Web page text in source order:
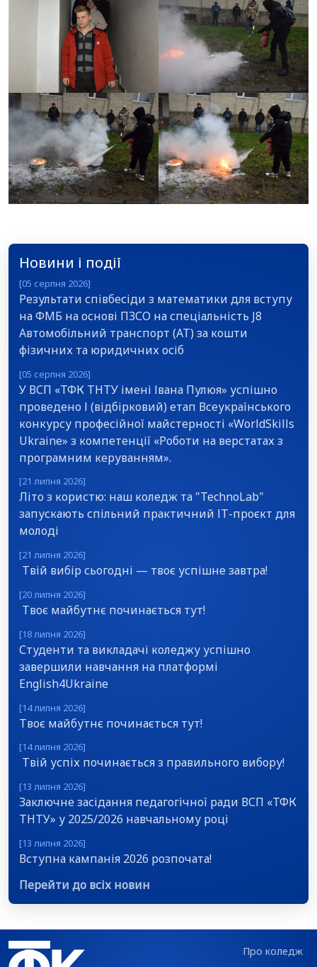
Новини і події
[05 серпня 2026]
Результати співбесіди з математики для вступу
на ФМБ на основі ПЗСО на спеціальність J8
Автомобільний транспорт (АТ) за кошти
фізичних та юридичних осіб
[05 серпня 2026]
У ВСП «ТФК ТНТУ імені Івана Пулюя» успішно
проведено І (відбірковий) етап Всеукраїнського
конкурсу професійної майстерності «WorldSkills
Ukraine» з компетенції «Роботи на верстатах з
програмним керуванням».
[21 липня 2026]
Літо з користю: наш коледж та "TechnoLab"
запускають спільний практичний ІТ-проєкт для
молоді
[21 липня 2026]
Твій вибір сьогодні — твоє успішне завтра!
[20 липня 2026]
Твоє майбутнє починається тут!
[18 липня 2026]
Студенти та викладачі коледжу успішно
завершили навчання на платформі
English4Ukraine
[14 липня 2026]
Твоє майбутнє починається тут!
[14 липня 2026]
Твій успіх починається з правильного вибору!
[13 липня 2026]
Заключне засідання педагогічної ради ВСП «ТФК
ТНТУ» у 2025/2026 навчальному році
[13 липня 2026]
Вступна кампанія 2026 розпочата!
Перейти до всіх новин
Про коледж